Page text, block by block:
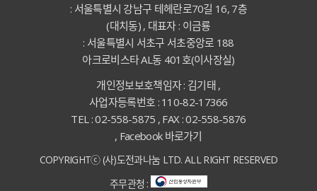
: 서울특별시 강남구 테헤란로70길 16, 7층
(대치동) , 대표자 : 이금룡
: 서울특별시 서초구 서초중앙로 188
아크로비스타 AL동 401호(이사장실)
개인정보보호책임자 : 김기태 ,
사업자등록번호 : 110-82-17366
TEL : 02-558-5875 , FAX : 02-558-5876
, Facebook 바로가기
COPYRIGHTⓒ (사)도전과나눔 LTD. ALL RIGHT RESERVED
주무관청 :